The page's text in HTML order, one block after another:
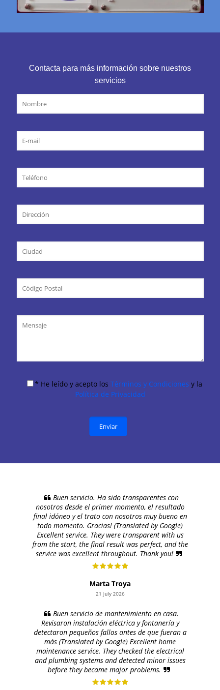
Contacta para más información sobre nuestros
servicios
* He leído y acepto los Términos y Condiciones y la
Política de Privacidad
Buen servicio. Ha sido transparentes con
nosotros desde el primer momento, el resultado
final idóneo y el trato con nosotros muy bueno en
todo momento. Gracias! (Translated by Google)
Excellent service. They were transparent with us
from the start, the final result was perfect, and the
service was excellent throughout. Thank you!
Marta Troya
21 July 2026
Buen servicio de mantenimiento en casa.
Revisaron instalación eléctrica y fontanería y
detectaron pequeños fallos antes de que fueran a
más (Translated by Google) Excellent home
maintenance service. They checked the electrical
and plumbing systems and detected minor issues
before they became major problems.